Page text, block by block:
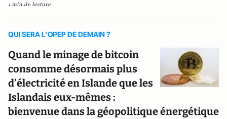
1 min de lecture
QUI SERA L’OPEP DE DEMAIN ?
Quand le minage de bitcoin
consomme désormais plus
d’électricité en Islande que les
Islandais eux-mêmes :
bienvenue dans la géopolitique énergétique